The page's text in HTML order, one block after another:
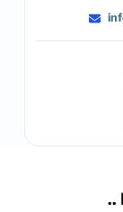
..